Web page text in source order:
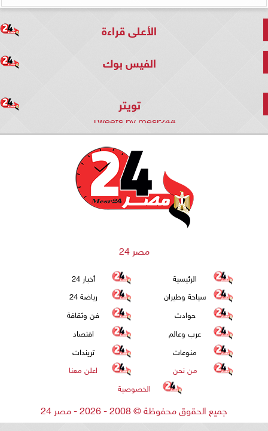
الأعلى قراءة
الفيس بوك
تويتر
Tweets by mesr244
مصر 24
الرئيسية
أخبار 24
سياحة وطيران
رياضة 24
حوادث
فن وثقافة
عرب وعالم
اقتصاد
منوعات
تريندات
من نحن
اعلن معنا
الخصوصية
جميع الحقوق محفوظة©